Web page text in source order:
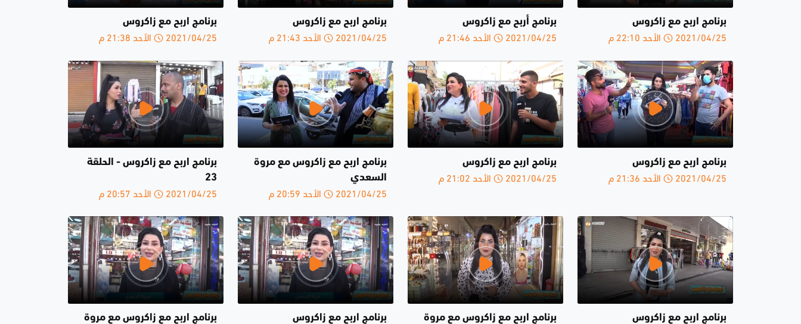
برنامج اربح مع زاكروس
2021/04/25 الأحد 22:10 م
برنامج أربح مع زاكروس
2021/04/25 الأحد 21:46 م
برنامج اربح مع زاكروس
2021/04/25 الأحد 21:43 م
برنامج اربح مع زاكروس
2021/04/25 الأحد 21:38 م
برنامج اربح مع زاكروس
2021/04/25 الأحد 21:36 م
برنامج اربح مع زاكروس
2021/04/25 الأحد 21:02 م
برنامج اربح مع زاكروس مع مروة
السعدي
2021/04/25 الأحد 20:59 م
برنامج اربح مع زاكروس - الحلقة
23
2021/04/25 الأحد 20:57 م
برنامج اربح مع زاكروس
برنامج اربح مع زاكروس مع مروة
برنامج اربح مع زاكروس
برنامج اربح مع زاكروس مع مروة